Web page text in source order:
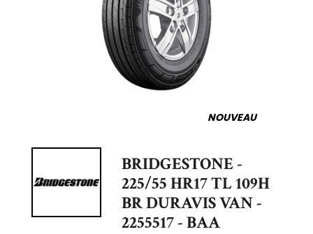
NOUVEAU
BRIDGESTONE -
225/55 HR17 TL 109H
BR DURAVIS VAN -
2255517 - BAA